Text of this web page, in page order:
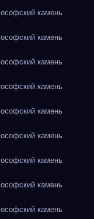
камень
камень
камень
камень
камень
камень
камень
камень
камень